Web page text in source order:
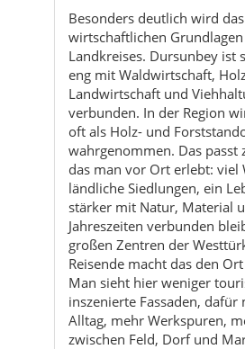
Besonders deutlich wird
wirtschaftlichen
Landkreises. Dursunbey ist
eng mit Waldwirtschaft,
Landwirtschaft und
verbunden. In der Region
oft als Holz- und
wahrgenommen. Das passt
das man vor Ort erlebt: viel
ländliche Siedlungen, ein
stärker mit Natur, Material
Jahreszeiten verbunden
großen Zentren der
Reisende macht das den
Man sieht hier weniger
inszenierte Fassaden, dafür
Alltag, mehr Werkspuren,
zwischen Feld, Dorf und